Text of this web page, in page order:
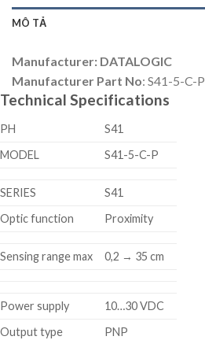
MÔ TẢ
Manufacturer: DATALOGIC
Manufacturer Part No: S41-5-C-P
Technical Specifications
PH
S41
MODEL
S41-5-C-P
SERIES
S41
Optic function
Proximity
Sensing range max 0,2 → 35 cm
Power supply
10…30 VDC
Output type
PNP